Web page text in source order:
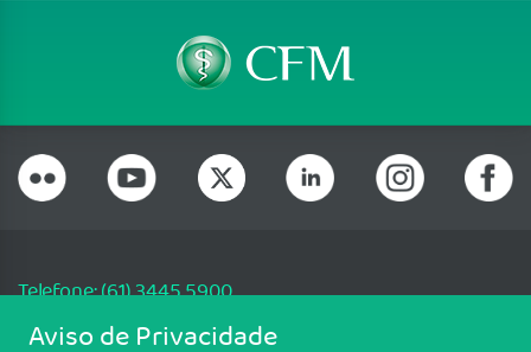
Telefone: (61) 3445 5900
Email: cfm@portalmedico.org.br
Aviso de Privacidade